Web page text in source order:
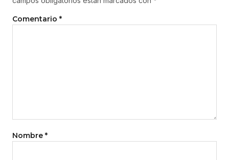
Comentario *
Nombre *